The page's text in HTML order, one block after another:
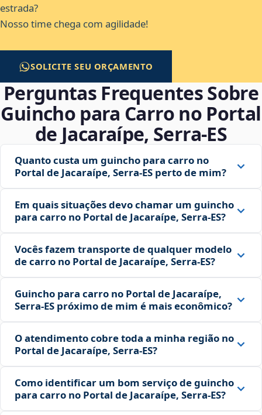
estrada?
Nosso time chega com agilidade!
SOLICITE SEU ORÇAMENTO
Perguntas Frequentes Sobre
Guincho para Carro no Portal
de Jacaraípe, Serra‑ES
Quanto custa um guincho para carro no
Portal de Jacaraípe, Serra‑ES perto de mim?
Em quais situações devo chamar um guincho
para carro no Portal de Jacaraípe, Serra‑ES?
Vocês fazem transporte de qualquer modelo
de carro no Portal de Jacaraípe, Serra‑ES?
Guincho para carro no Portal de Jacaraípe,
Serra‑ES próximo de mim é mais econômico?
O atendimento cobre toda a minha região no
Portal de Jacaraípe, Serra‑ES?
Como identificar um bom serviço de guincho
para carro no Portal de Jacaraípe, Serra‑ES?